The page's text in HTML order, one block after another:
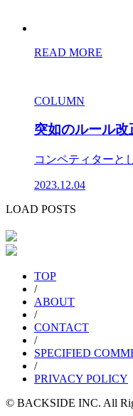
READ MORE
COLUMN
突如のルール
コンペティターと
2023.12.04
LOAD POSTS
TOP
/
ABOUT
/
CONTACT
/
SPECIFIED
/
PRIVACY POLICY
© BACKSIDE INC. All